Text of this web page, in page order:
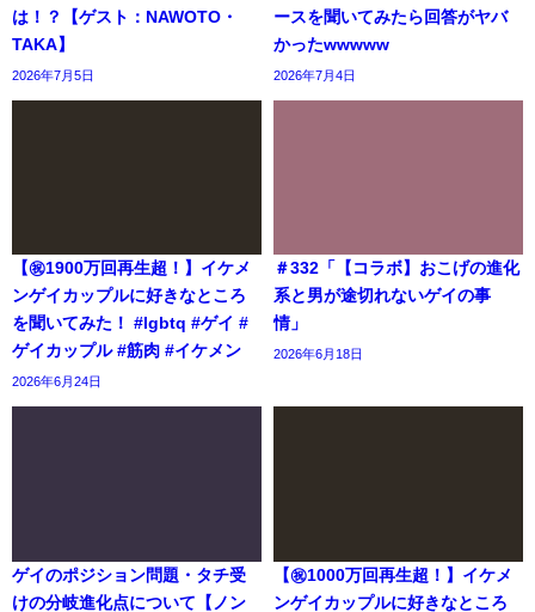
は！？【ゲスト：NAWOTO・
TAKA】
2026年7月5日
ースを聞いてみたら回答がヤバ
かったwwwww
2026年7月4日
【㊗️1900万回再生超！】イケメ
ンゲイカップルに好きなところ
を聞いてみた！ #lgbtq #ゲイ #
ゲイカップル #筋肉 #イケメン
2026年6月24日
＃332「【コラボ】おこげの進化
系と男が途切れないゲイの事
情」
2026年6月18日
ゲイのポジション問題・タチ受
けの分岐進化点について【ノン
【㊗️1000万回再生超！】イケメ
ンゲイカップルに好きなところ